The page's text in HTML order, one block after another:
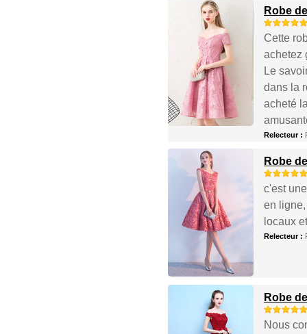
Robe
Cette
achetez
Le
dans la
acheté
Relecteur :
Robe
c'est
en
locaux
Relecteur :
Robe
Nous